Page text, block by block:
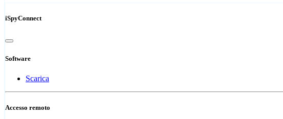
iSpyConnect
Software
Scarica
Accesso remoto